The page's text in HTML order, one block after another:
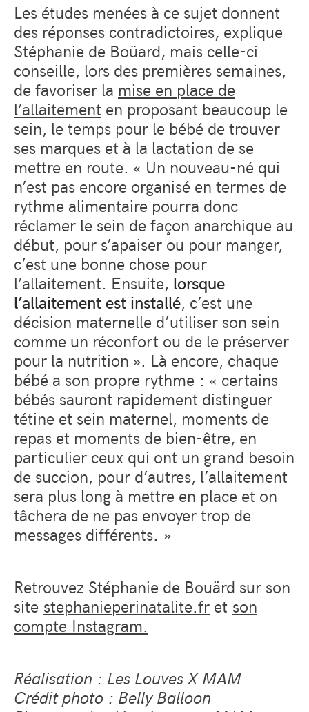
Les études menées à ce sujet donnent
des réponses contradictoires, explique
Stéphanie de Boüard, mais celle-ci
conseille, lors des premières semaines,
de favoriser la mise en place de
l’allaitement en proposant beaucoup le
sein, le temps pour le bébé de trouver
ses marques et à la lactation de se
mettre en route. « Un nouveau-né qui
n’est pas encore organisé en termes de
rythme alimentaire pourra donc
réclamer le sein de façon anarchique au
début, pour s’apaiser ou pour manger,
c’est une bonne chose pour
l’allaitement. Ensuite, lorsque
l’allaitement est installé, c’est une
décision maternelle d’utiliser son sein
comme un réconfort ou de le préserver
pour la nutrition ». Là encore, chaque
bébé a son propre rythme : « certains
bébés sauront rapidement distinguer
tétine et sein maternel, moments de
repas et moments de bien-être, en
particulier ceux qui ont un grand besoin
de succion, pour d’autres, l’allaitement
sera plus long à mettre en place et on
tâchera de ne pas envoyer trop de
messages différents. »
Retrouvez Stéphanie de Bouärd sur son
site stephanieperinatalite.fr et son
compte Instagram.
Réalisation : Les Louves X MAM
Crédit photo : Belly Balloon